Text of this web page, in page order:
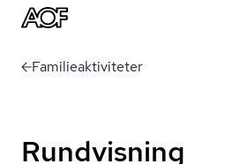
Familieaktiviteter
Rundvisning